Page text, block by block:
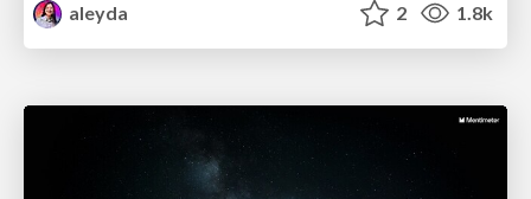
aleyda
2 1.8k